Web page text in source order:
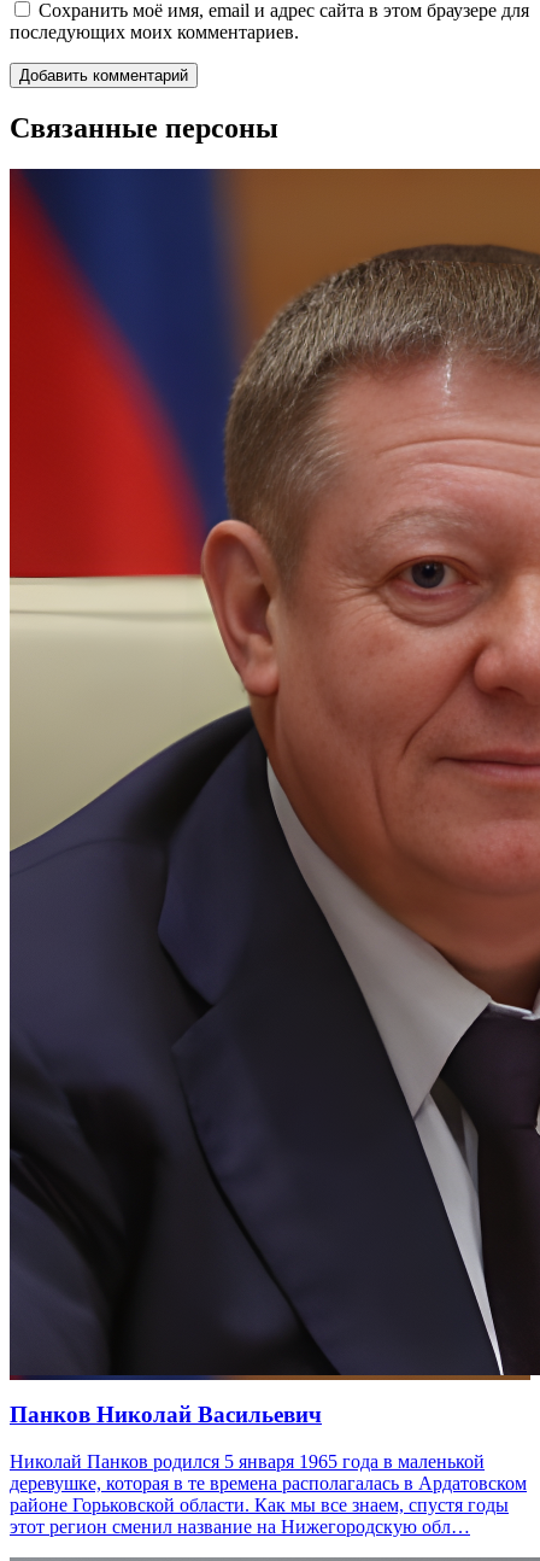
Сохранить моё имя, email и адрес сайта в этом браузере для
последующих моих комментариев.
Связанные персоны
Панков Николай Васильевич
Николай Панков родился 5 января 1965 года в маленькой
деревушке, которая в те времена располагалась в Ардатовском
районе Горьковской области. Как мы все знаем, спустя годы
этот регион сменил название на Нижегородскую обл…